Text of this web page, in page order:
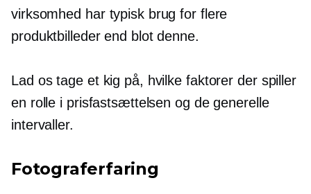
virksomhed har typisk brug for flere
produktbilleder end blot denne.
Lad os tage et kig på, hvilke faktorer der spiller
en rolle i prisfastsættelsen og de generelle
intervaller.
Fotograferfaring